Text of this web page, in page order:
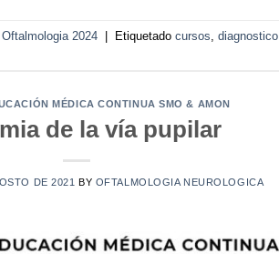
2024 | Etiquetado cursos diagnostico
MÉDICA CONTINUA SMO & AMON
de la vía pupilar
DE 2021 BY OFTALMOLOGIA NEUROLOGICA